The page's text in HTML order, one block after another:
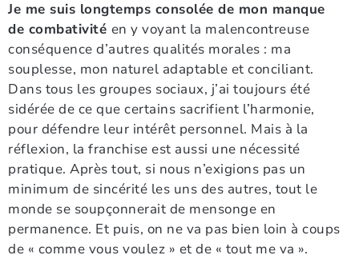
Je me suis longtemps consolée de mon manque
de combativité en y voyant la malencontreuse
conséquence d’autres qualités morales : ma
souplesse, mon naturel adaptable et conciliant.
Dans tous les groupes sociaux, j’ai toujours été
sidérée de ce que certains sacrifient l’harmonie,
pour défendre leur intérêt personnel. Mais à la
réflexion, la franchise est aussi une nécessité
pratique. Après tout, si nous n’exigions pas un
minimum de sincérité les uns des autres, tout le
monde se soupçonnerait de mensonge en
permanence. Et puis, on ne va pas bien loin à coups
de « comme vous voulez » et de « tout me va ».